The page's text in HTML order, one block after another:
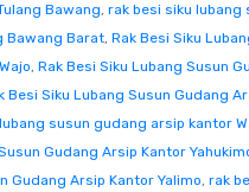
Bawang, rak besi siku lubang
Bawang Barat, Rak Besi Siku
, Rak Besi Siku Lubang Susun
Besi Siku Lubang Susun Gudang
susun gudang arsip kantor
Gudang Arsip Kantor
Gudang Arsip Kantor Yalimo, rak